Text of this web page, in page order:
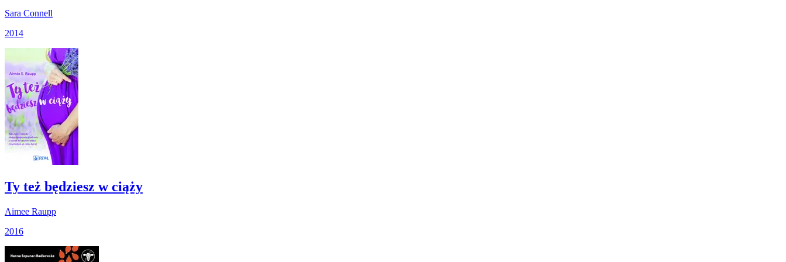
Sara Connell
2014
Ty też będziesz w ciąży
Aimee Raupp
2016